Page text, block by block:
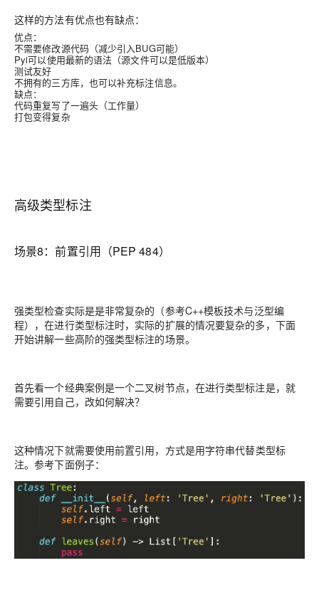
这样的方法有优点也有缺点：
优点：
不需要修改源代码（减少引入BUG可能）
Pyi可以使用最新的语法（源文件可以是低版本）
测试友好
不拥有的三方库，也可以补充标注信息。
缺点：
代码重复写了一遍头（工作量）
打包变得复杂
高级类型标注
场景8：前置引用（PEP 484）
强类型检查实际是是非常复杂的（参考C++模板技术与泛型编
程），在进行类型标注时，实际的扩展的情况要复杂的多，下面
开始讲解一些高阶的强类型标注的场景。
首先看一个经典案例是一个二叉树节点，在进行类型标注是，就
需要引用自己，改如何解决？
这种情况下就需要使用前置引用，方式是用字符串代替类型标
注。参考下面例子：